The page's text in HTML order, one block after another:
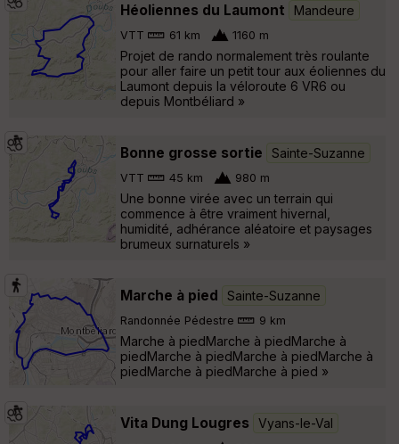
Héoliennes du Laumont Mandeure
VTT 61 km 1160 m
Projet de rando normalement très roulante
pour aller faire un petit tour aux éoliennes du
Laumont depuis la véloroute 6 VR6 ou
depuis Montbéliard »
Bonne grosse sortie Sainte-Suzanne
VTT 45 km 980 m
Une bonne virée avec un terrain qui
commence à être vraiment hivernal,
humidité, adhérance aléatoire et paysages
brumeux surnaturels »
Marche à pied Sainte-Suzanne
Randonnée Pédestre 9 km
Marche à piedMarche à piedMarche à
piedMarche à piedMarche à piedMarche à
piedMarche à piedMarche à pied »
Vita Dung Lougres Vyans-le-Val